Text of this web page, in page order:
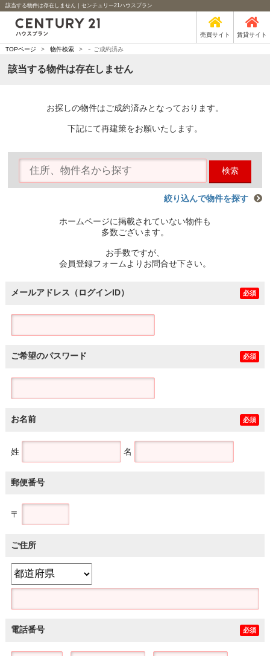
該当する物件は存在しません｜センチュリー21ハウスプラン
売買サイト 賃貸サイト
TOPページ > 物件検索 > - ご成約済み
該当する物件は存在しません
お探しの物件はご成約済みとなっております。
下記にて再建策をお願いたします。
検索
絞り込んで物件を探す
ホームページに掲載されていない物件も
多数ございます。
お手数ですが、
会員登録フォームよりお問合せ下さい。
メールアドレス（ログインID） 必須
ご希望のパスワード 必須
お名前 必須
姓 名
郵便番号
〒
ご住所
電話番号 必須